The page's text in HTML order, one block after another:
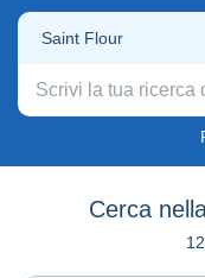
Saint Flour
Cerca